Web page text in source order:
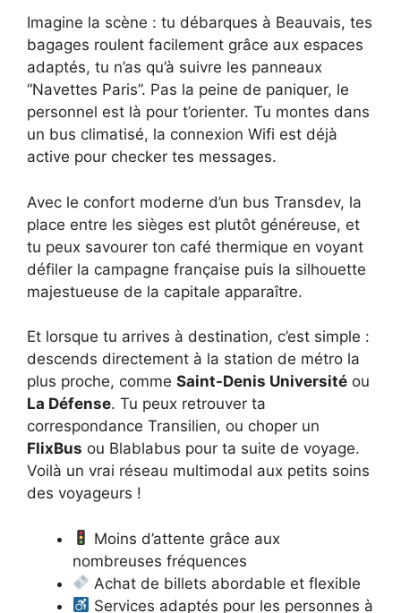
Imagine la scène : tu débarques à Beauvais, tes
bagages roulent facilement grâce aux espaces
adaptés, tu n’as qu’à suivre les panneaux
“Navettes Paris”. Pas la peine de paniquer, le
personnel est là pour t’orienter. Tu montes dans
un bus climatisé, la connexion Wifi est déjà
active pour checker tes messages.
Avec le confort moderne d’un bus Transdev, la
place entre les sièges est plutôt généreuse, et
tu peux savourer ton café thermique en voyant
défiler la campagne française puis la silhouette
majestueuse de la capitale apparaître.
Et lorsque tu arrives à destination, c’est simple :
descends directement à la station de métro la
plus proche, comme Saint-Denis Université ou
La Défense. Tu peux retrouver ta
correspondance Transilien, ou choper un
FlixBus ou Blablabus pour ta suite de voyage.
Voilà un vrai réseau multimodal aux petits soins
des voyageurs !
Moins d’attente grâce aux
nombreuses fréquences
Achat de billets abordable et flexible
Services adaptés pour les personnes à